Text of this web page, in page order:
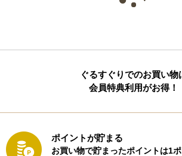
ぐるすぐりでのお買い物
会員特典利用がお得！
ポイントが貯まる
お買い物で貯まったポイントは1